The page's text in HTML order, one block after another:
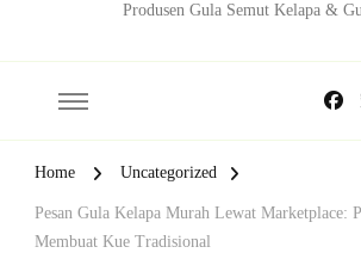
Produsen Gula Semut Kelapa &
Home Uncategorized
Pesan Gula Kelapa Murah Lewat Marketplace:
Membuat Kue Tradisional